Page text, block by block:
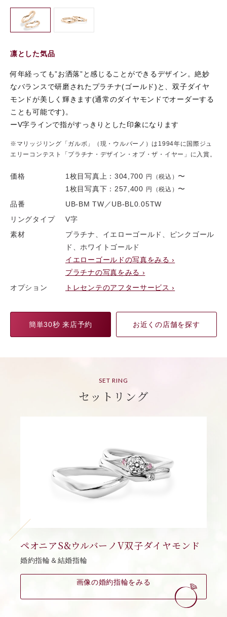
凛とした気品
何年経っても”お洒落”と感じることができるデザイン。絶妙
なバランスで研磨されたプラチナ(ゴールド)と、双子ダイヤ
モンドが美しく輝きます(通常のダイヤモンドでオーダーする
ことも可能です)。
ーV字ラインで指がすっきりとした印象になります
※マリッジリング「ガルボ」（現・ウルバーノ）は1994年に国際ジュ
エリーコンテスト「プラチナ・デザイン・オブ・ザ・イヤー」に入賞。
価格 1枚目写真上： 304,700 円（税込） 〜
1枚目写真下： 257,400 円（税込） 〜
品番
UB-BM TW／UB-BL0.05TW
リングタイプ
V字
素材
プラチナ、イエローゴールド、ピンクゴール
ド、ホワイトゴールド
イエローゴールドの写真をみる ›
プラチナの写真をみる ›
オプション
トレセンテのアフターサービス ›
簡単30秒 来店予約 お近くの店舗を探す
SET RING
セットリング
ペオニアS&ウルバーノV双子ダイヤモンド
婚約指輪＆結婚指輪
画像の婚約指輪をみる